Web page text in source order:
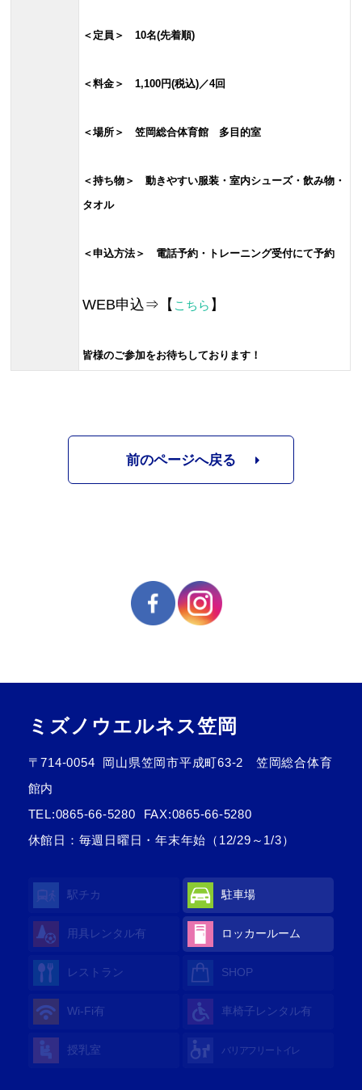
＜定員＞ 10名(先着順)
＜料金＞ 1,100円(税込)／4回
＜場所＞ 笠岡総合体育館 多目的室
＜持ち物＞ 動きやすい服装・室内シューズ・飲み物・
タオル
＜申込方法＞ 電話予約・トレーニング受付にて予約
WEB申込⇒【 こちら 】
皆様のご参加をお待ちしております！
前のページへ戻る
ミズノウエルネス笠岡
〒714-0054
岡山県笠岡市平成町63-2 笠岡総合体育
館内
TEL:0865-66-5280
FAX:0865-66-5280
休館日：毎週日曜日・年末年始（12/29～1/3）
駅チカ 駐車場
用具レンタル有 ロッカールーム
レストラン SHOP
Wi-Fi有 車椅子レンタル有
授乳室 バリアフリートイレ